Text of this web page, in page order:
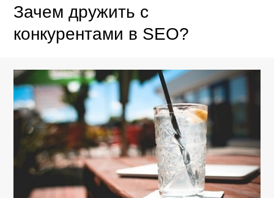
Зачем дружить с
конкурентами в SEO?